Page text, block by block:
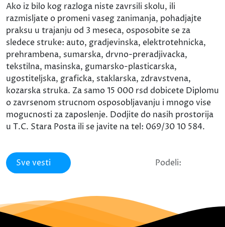
Ako iz bilo kog razloga niste zavrsili skolu, ili
razmisljate o promeni vaseg zanimanja, pohadjajte
praksu u trajanju od 3 meseca, osposobite se za
sledece struke: auto, gradjevinska, elektrotehnicka,
prehrambena, sumarska, drvno-preradjivacka,
tekstilna, masinska, gumarsko-plasticarska,
ugostiteljska, graficka, staklarska, zdravstvena,
kozarska struka. Za samo 15 000 rsd dobicete Diplomu
o zavrsenom strucnom osposobljavanju i mnogo vise
mogucnosti za zaposlenje. Dodjite do nasih prostorija
u T.C. Stara Posta ili se javite na tel: 069/30 10 584.
Sve vesti Podeli: